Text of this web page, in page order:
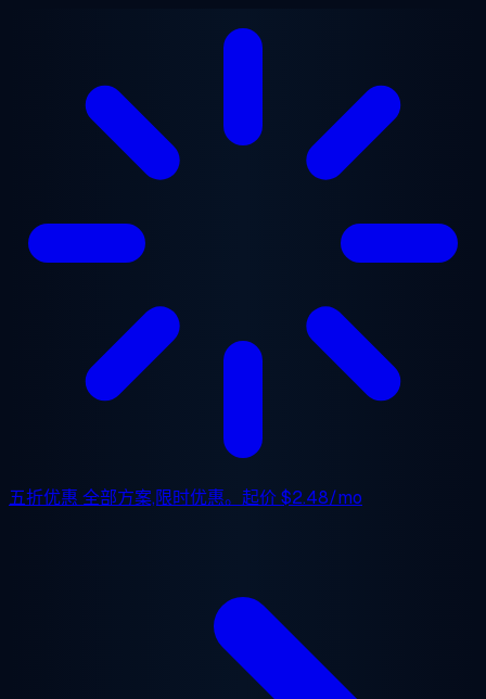
五折优惠 全部方案,限时优惠。起价$2.48/mo